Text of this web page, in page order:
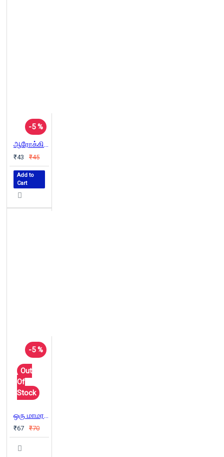
-5 %
ஆரோக்கிய சமையல்
₹43 ₹45
Add to
Cart
-5 %
Out
Of
Stock
ஒரு மாமரமும் கொஞ்சம் பறவைகளும்
₹67 ₹70